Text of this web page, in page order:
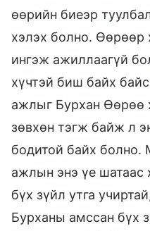
өөрийн биеэр
хэлэх болно. Өөрөөр
ингэж ажиллаагүй
хүчтэй биш байх
ажлыг Бурхан Өөрөө
зөвхөн тэгж байж л
бодитой байх болно.
ажлын энэ үе шатаас
бүх зүйл утга
Бурханы амссан бүх